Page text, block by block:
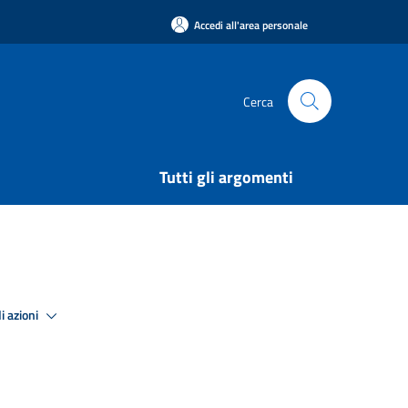
Accedi all'area personale
Cerca
Tutti gli argomenti
azioni